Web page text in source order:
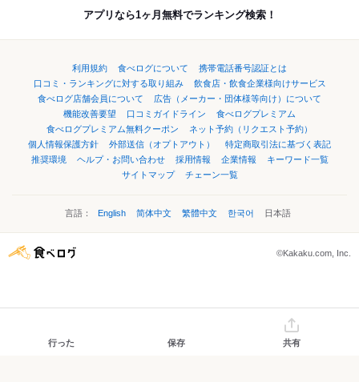
アプリなら1ヶ月無料でランキング検索！
利用規約 食べログについて
携帯電話番号認証とは
口コミ・ランキングに対する取り組み
飲食店・飲食企業様向けサービス
食べログ店舗会員について
広告（メーカー・団体様等向け）について
機能改善要望
口コミガイドライン
食べログプレミアム
食べログプレミアム無料クーポン
ネット予約（リクエスト予約）
個人情報保護方針
外部送信（オプトアウト）
特定商取引法に基づく表記
推奨環境
ヘルプ・お問い合わせ 採用情報 企業情報
キーワード一覧
サイトマップ
チェーン一覧
言語： English 简体中文 繁體中文 한국어 日本語
©Kakaku.com, Inc.
行った 保存 共有